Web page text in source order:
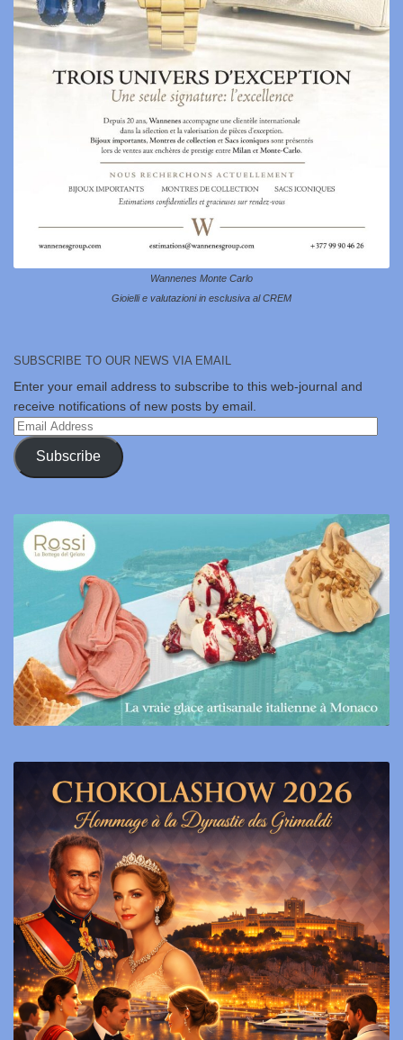
Wannenes Monte Carlo
Gioielli e valutazioni in esclusiva al CREM
SUBSCRIBE TO OUR NEWS VIA EMAIL
Enter your email address to subscribe to this web-journal and
receive notifications of new posts by email.
Email
Address
Subscribe